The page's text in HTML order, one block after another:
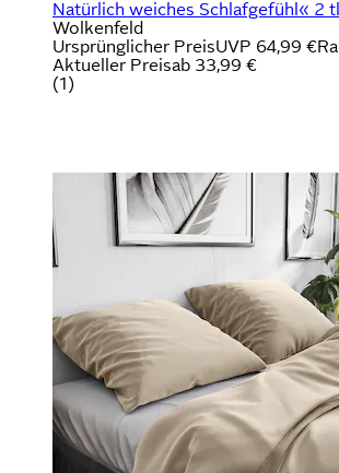
Natürlich weiches Schlafgefühl« 2
Wolkenfeld
Ursprünglicher PreisUVP 64,99 €
Aktueller Preisab 33,99 €
(1)